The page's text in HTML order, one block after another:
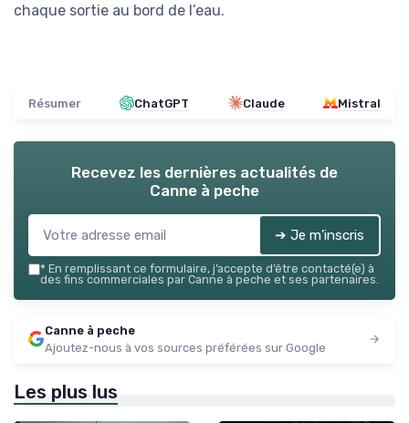
chaque sortie au bord de l’eau.
Résumer ChatGPT Claude Mistral
Recevez les dernières actualités de
Canne à peche
➔ Je m'inscris
* En remplissant ce formulaire, j’accepte d’être contacté(e) à
des fins commerciales par Canne à peche et ses partenaires.
Canne à peche
Ajoutez-nous à vos sources préférées sur Google
Les plus lus